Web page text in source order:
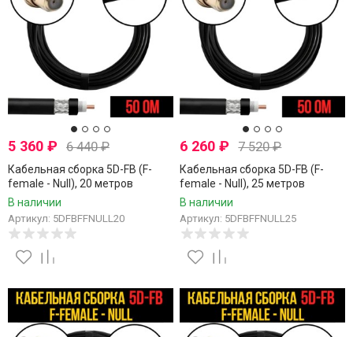
5 360 ₽ 6 440₽
Кабельная сборка 5D-FB (F-
female - Null), 20 метров
В наличии
Артикул: 5DFBFFNULL20
6 260₽ 7 520₽
Кабельная сборка 5D-FB (F-
female - Null), 25 метров
В наличии
Артикул: 5DFBFFNULL25